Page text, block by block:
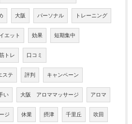
大阪 パーソナル トレーニング
エット 効果 短期集中
トレ 口コミ
ステ 評判 キャンペーン
い 大阪 アロママッサージ アロマ
ジ 休業 摂津 千里丘 吹田